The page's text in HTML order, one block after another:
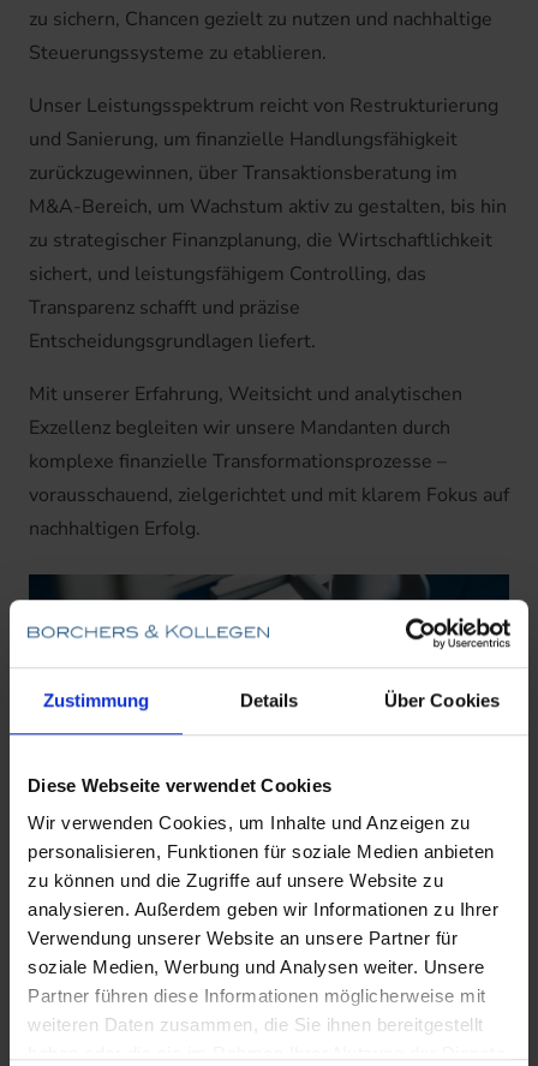
Zustimmung Details Über Cookies
Diese Webseite verwendet Cookies
Wir verwenden Cookies, um Inhalte und Anzeigen zu
personalisieren, Funktionen für soziale Medien anbieten
zu können und die Zugriffe auf unsere Website zu
analysieren. Außerdem geben wir Informationen zu Ihrer
Verwendung unserer Website an unsere Partner für
soziale Medien, Werbung und Analysen weiter. Unsere
Partner führen diese Informationen möglicherweise mit
weiteren Daten zusammen, die Sie ihnen bereitgestellt
zu sichern, Chancen gezielt zu nutzen und nachhaltige
Steuerungssysteme zu etablieren.
Unser Leistungsspektrum reicht von Restrukturierung
und Sanierung, um finanzielle Handlungsfähigkeit
zurückzugewinnen, über Transaktionsberatung im
M&A-Bereich, um Wachstum aktiv zu gestalten, bis hin
zu strategischer Finanzplanung, die Wirtschaftlichkeit
sichert, und leistungsfähigem Controlling, das
Transparenz schafft und präzise
Entscheidungsgrundlagen liefert.
Mit unserer Erfahrung, Weitsicht und analytischen
Exzellenz begleiten wir unsere Mandanten durch
komplexe finanzielle Transformationsprozesse –
vorausschauend, zielgerichtet und mit klarem Fokus auf
nachhaltigen Erfolg.